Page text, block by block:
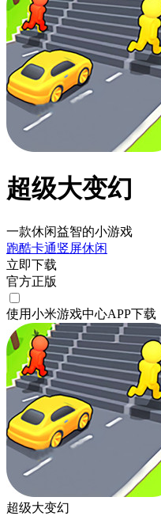
超级大变幻
一款休闲益智的小游戏
跑酷卡通竖屏休闲
立即下载
官方正版
使用小米游戏中心APP下载
超级大变幻